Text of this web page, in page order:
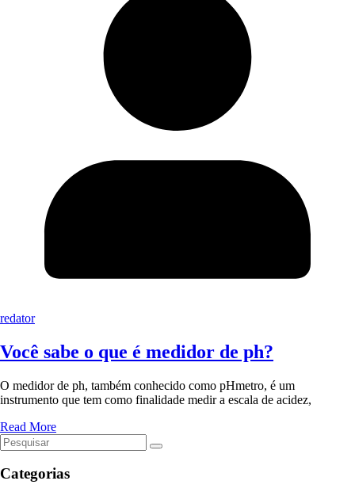
redator
Você sabe o que é medidor de ph?
O medidor de ph, também conhecido como pHmetro, é um
instrumento que tem como finalidade medir a escala de acidez,
Read More
Categorias